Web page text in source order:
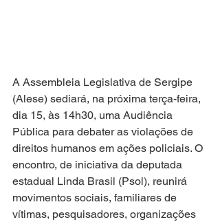
A Assembleia Legislativa de Sergipe
(Alese) sediará, na próxima terça-feira,
dia 15, às 14h30, uma Audiência
Pública para debater as violações de
direitos humanos em ações policiais. O
encontro, de iniciativa da deputada
estadual Linda Brasil (Psol), reunirá
movimentos sociais, familiares de
vítimas, pesquisadores, organizações